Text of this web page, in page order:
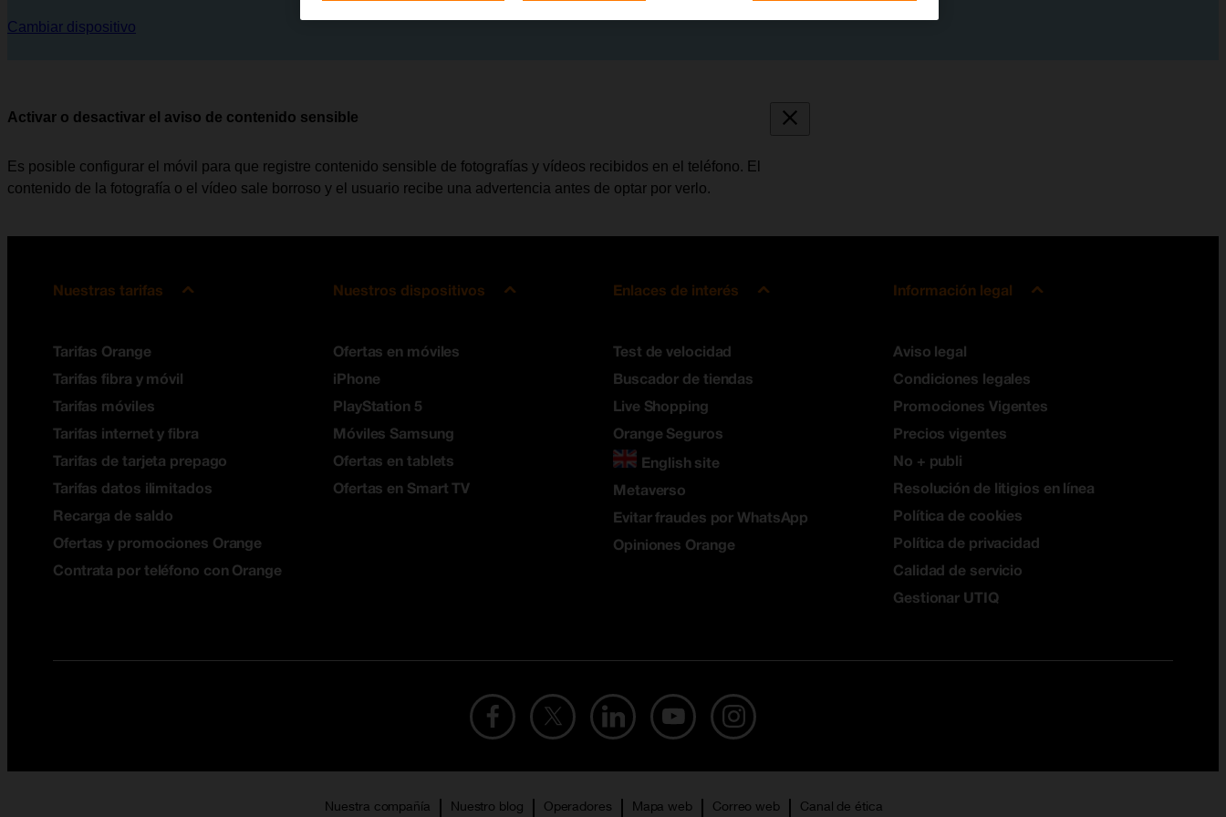
Cambiar dispositivo
Activar o desactivar el aviso de contenido sensible
Es posible configurar el móvil para que registre contenido sensible de fotografías y vídeos recibidos en el teléfono. El
contenido de la fotografía o el vídeo sale borroso y el usuario recibe una advertencia antes de optar por verlo.
Nuestras tarifas
Tarifas Orange
Tarifas fibra y móvil
Tarifas móviles
Tarifas internet y fibra
Tarifas de tarjeta prepago
Tarifas datos ilimitados
Recarga de saldo
Ofertas y promociones Orange
Contrata por teléfono con Orange
Nuestros dispositivos
Ofertas en móviles
iPhone
PlayStation 5
Móviles Samsung
Ofertas en tablets
Ofertas en Smart TV
Enlaces de interés
Test de velocidad
Buscador de tiendas
Live Shopping
Orange Seguros
English site
Metaverso
Evitar fraudes por WhatsApp
Opiniones Orange
Información legal
Aviso legal
Condiciones legales
Promociones Vigentes
Precios vigentes
No + publi
Resolución de litigios en línea
Política de cookies
Política de privacidad
Calidad de servicio
Gestionar UTIQ
Nuestra compañía Nuestro blog Operadores Mapa web Correo web Canal de ética